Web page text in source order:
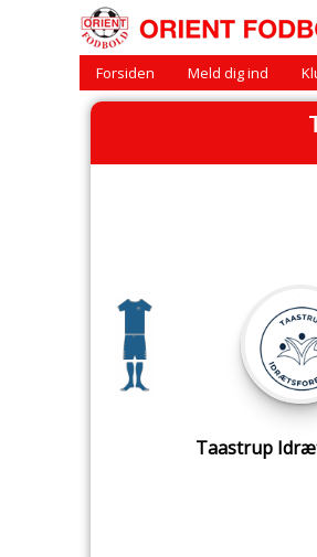
Forsiden Meld dig ind
Taastrup